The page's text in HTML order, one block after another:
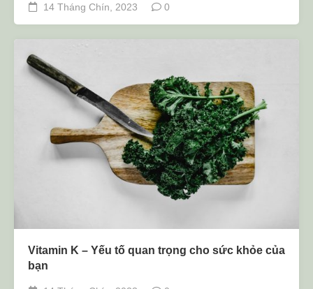
14 Tháng Chín, 2023 0
Vitamin K – Yếu tố quan trọng cho sức khỏe của
bạn